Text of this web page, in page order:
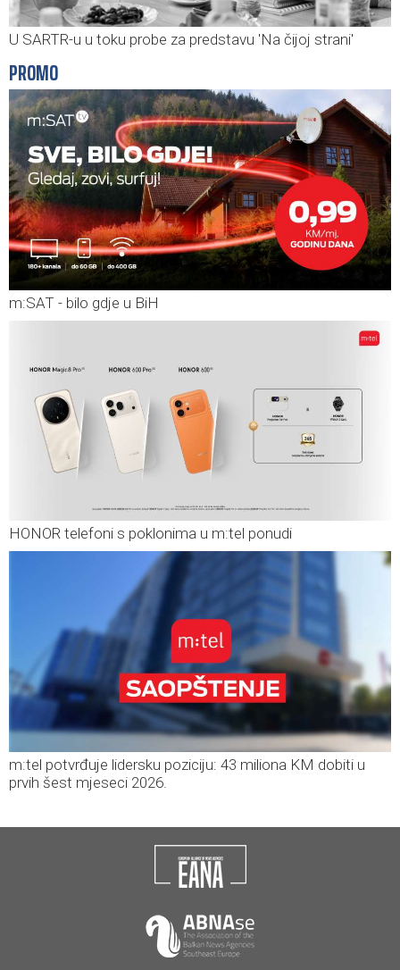
U SARTR-u u toku probe za predstavu 'Na čijoj strani'
PROMO
m:SAT - bilo gdje u BiH
HONOR telefoni s poklonima u m:tel ponudi
m:tel potvrđuje lidersku poziciju: 43 miliona KM dobiti u
prvih šest mjeseci 2026.